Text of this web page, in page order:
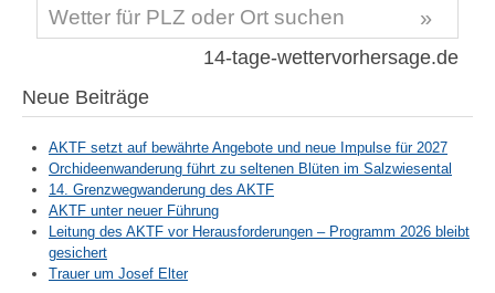
Neue Beiträge
AKTF setzt auf bewährte Angebote und neue Impulse für 2027
Orchideenwanderung führt zu seltenen Blüten im Salzwiesental
14. Grenzwegwanderung des AKTF
AKTF unter neuer Führung
Leitung des AKTF vor Herausforderungen – Programm 2026 bleibt
gesichert
Trauer um Josef Elter